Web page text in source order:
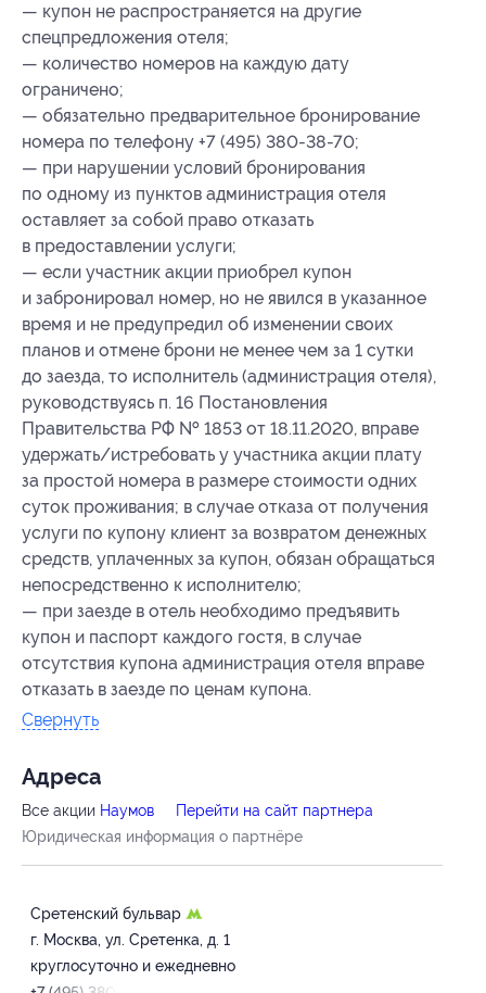
— купон не распространяется на другие
спецпредложения отеля;
— количество номеров на каждую дату
ограничено;
— обязательно предварительное бронирование
номера по телефону +7 (495) 380-38-70;
— при нарушении условий бронирования
по одному из пунктов администрация отеля
оставляет за собой право отказать
в предоставлении услуги;
— если участник акции приобрел купон
и забронировал номер, но не явился в указанное
время и не предупредил об изменении своих
планов и отмене брони не менее чем за 1 сутки
до заезда, то исполнитель (администрация отеля),
руководствуясь п. 16 Постановления
Правительства РФ № 1853 от 18.11.2020, вправе
удержать/истребовать у участника акции плату
за простой номера в размере стоимости одних
суток проживания; в случае отказа от получения
услуги по купону клиент за возвратом денежных
средств, уплаченных за купон, обязан обращаться
непосредственно к исполнителю;
— при заезде в отель необходимо предъявить
купон и паспорт каждого гостя, в случае
отсутствия купона администрация отеля вправе
отказать в заезде по ценам купона.
Свернуть
Адресa
Все акции Наумов
Перейти на сайт партнера
Юридическая информация о партнёре
Сретенский бульвар
г. Москва, ул. Сретенка, д. 1
круглосуточно и ежедневно